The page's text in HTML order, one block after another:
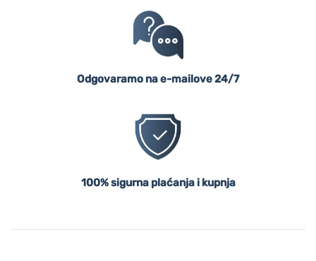
Odgovaramo na e-mailove 24/7
100% sigurna plaćanja i kupnja